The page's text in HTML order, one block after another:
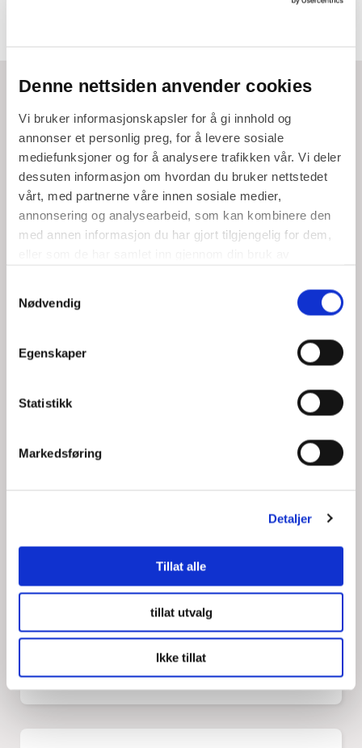
Denne nettsiden anvender cookies
Vi bruker informasjonskapsler for å gi innhold og
annonser et personlig preg, for å levere sosiale
mediefunksjoner og for å analysere trafikken vår. Vi deler
dessuten informasjon om hvordan du bruker nettstedet
vårt, med partnerne våre innen sosiale medier,
annonsering og analysearbeid, som kan kombinere den
med annen informasjon du har gjort tilgjengelig for dem,
Nødvendig
Egenskaper
Statistikk
Markedsføring
Detaljer
Tillat alle
tillat utvalg
Ikke tillat
Strategi
Brukeropplevelse
Commerce
CRM & Loyalty
Digital markedsføring